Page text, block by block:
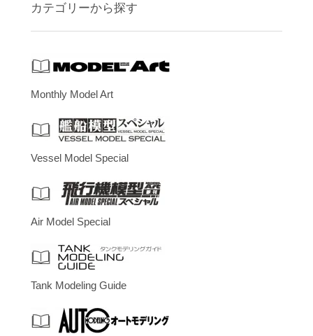
カテゴリーから探す
Monthly Model Art
Vessel Model Special
Air Model Special
Tank Modeling Guide